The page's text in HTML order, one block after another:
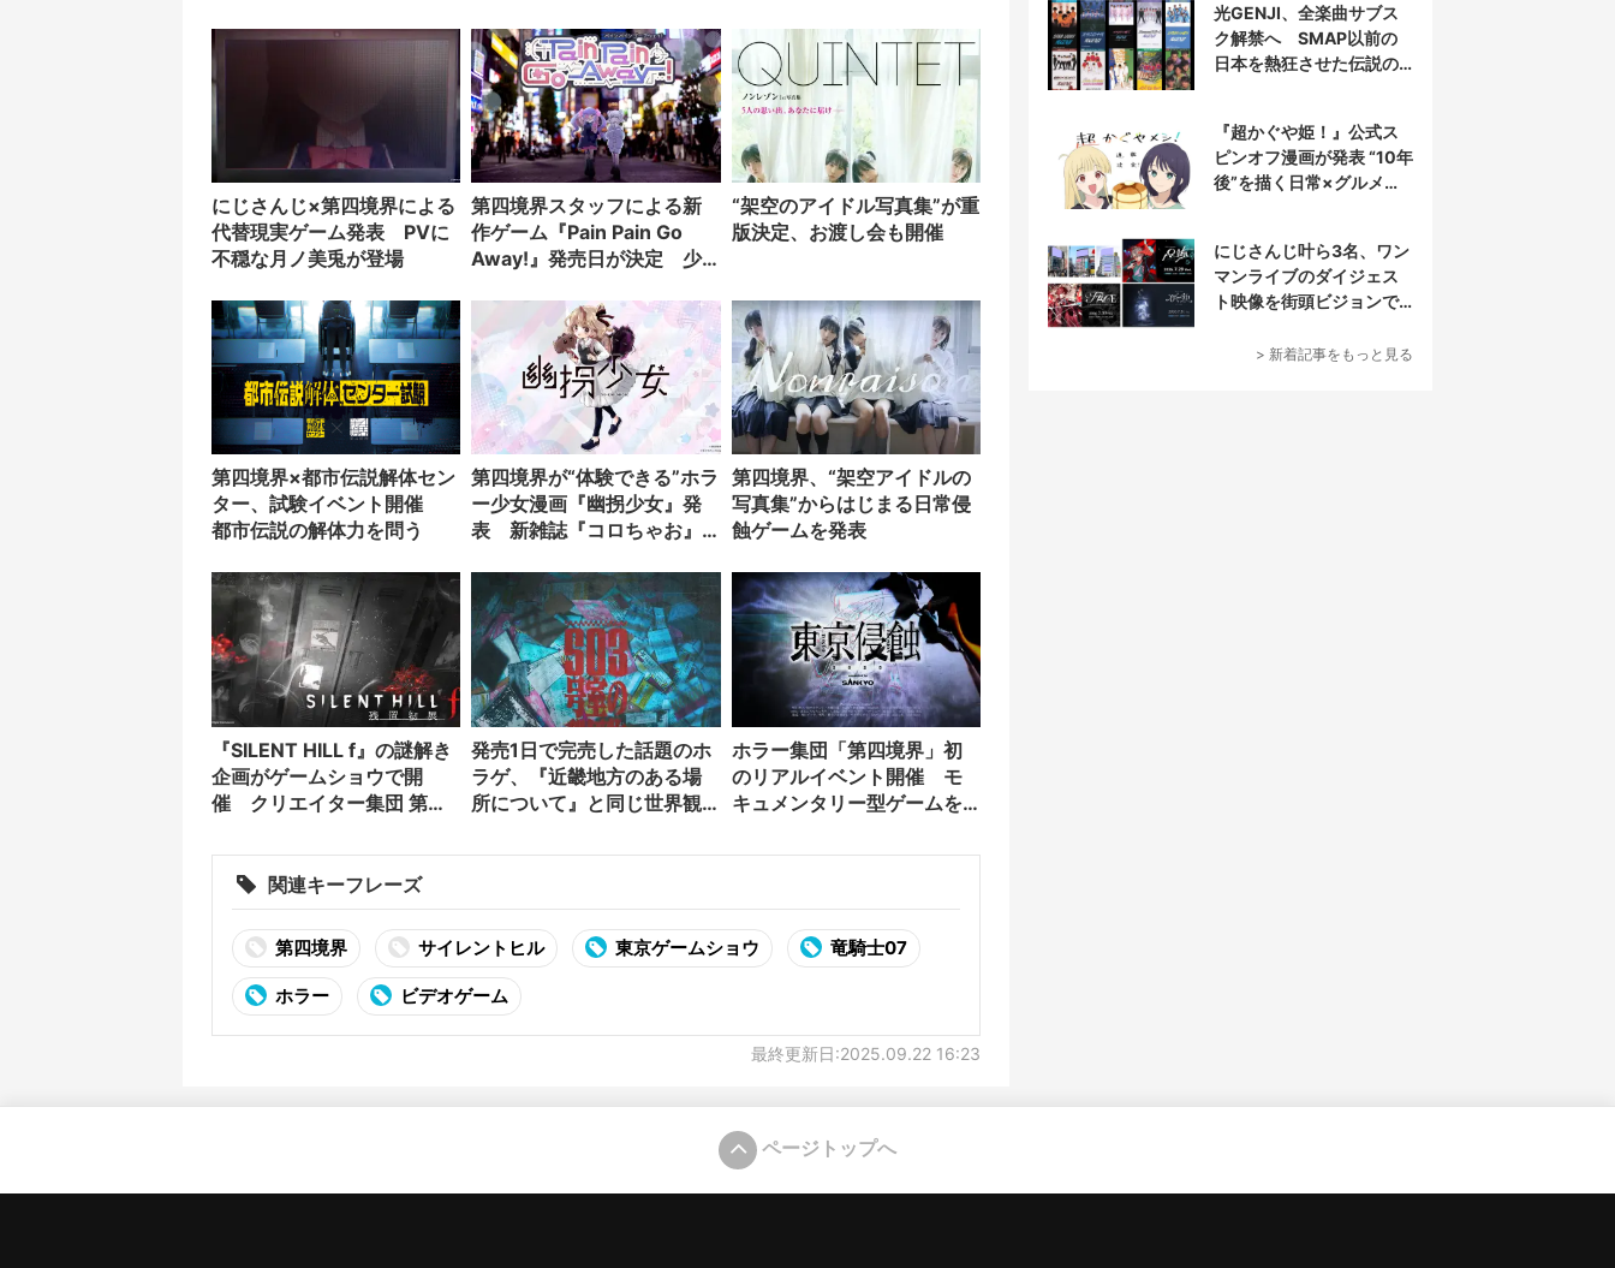
にじさんじ×第四境界による
代替現実ゲーム発表 PVに
不穏な月ノ美兎が登場
第四境界スタッフによる新
作ゲーム『Pain Pain Go
Away!』発売日が決定 少
ングで消去
“架空のアイドル写真集”が重
版決定、お渡し会も開催
第四境界×都市伝説解体セン
ター、試験イベント開催
都市伝説の解体力を問う
第四境界が“体験できる”ホラ
ー少女漫画『幽拐少女』発
表 新雑誌『コロちゃお』
第四境界、“架空アイドルの
写真集”からはじまる日常侵
蝕ゲームを発表
『SILENT HILL f』の謎解き
企画がゲームショウで開
催 クリエイター集団 第四
発売1日で完売した話題のホ
ラゲ、『近畿地方のある場
所について』と同じ世界観
ホラー集団「第四境界」初
のリアルイベント開催 モ
キュメンタリー型ゲームを
関連キーフレーズ
第四境界 サイレントヒル 東京ゲームショウ 竜騎士07
ホラー ビデオゲーム
最終更新日:2025.09.22 16:23
光GENJI、全楽曲サブス
ク解禁へ SMAP以前の
日本を熱狂させた伝説の
『超かぐや姫！』公式ス
ピンオフ漫画が発表 “10年
後”を描く日常×グルメ作
にじさんじ叶ら3名、ワン
マンライブのダイジェス
ト映像を街頭ビジョンで
> 新着記事をもっと見る
ページトップへ